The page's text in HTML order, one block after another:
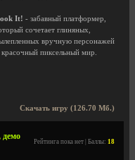
It! - забавный платформер,
сочетает глиняных,
вручную персонажей
красочный пиксельный мир.
Скачать игру (126.70 Мб.)
демо
Рейтинга пока нет | Баллы: 18